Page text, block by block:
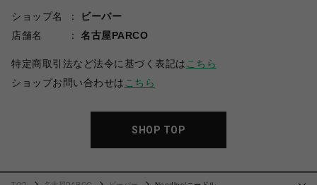
ショップ名
ビーバー
店舗名
名古屋PARCO
特定商取引法など法令に基づく表記は こちら
ショップお問い合わせは こちら
SHOP TOP